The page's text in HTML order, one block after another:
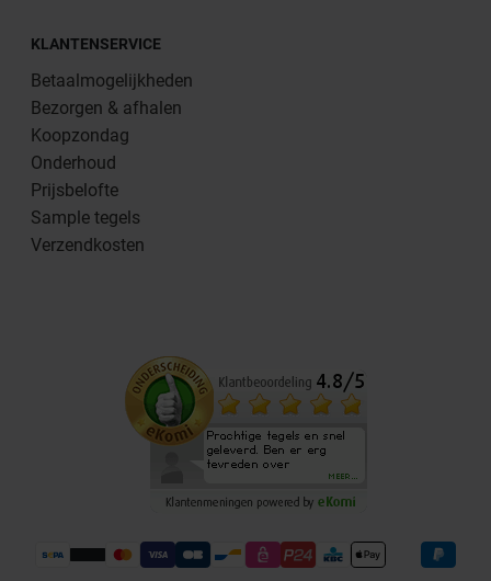
KLANTENSERVICE
Betaalmogelijkheden
Bezorgen & afhalen
Koopzondag
Onderhoud
Prijsbelofte
Sample tegels
Verzendkosten